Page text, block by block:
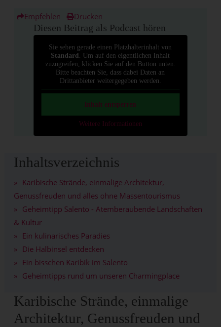
Empfehlen Drucken
Diesen Beitrag als Podcast hören
Sie sehen gerade einen Platzhalterinhalt von
Standard . Um auf den eigentlichen Inhalt
zuzugreifen, klicken Sie auf den Button unten.
Bitte beachten Sie, dass dabei Daten an
Drittanbieter weitergegeben werden.
Inhalt entsperren
Weitere Informationen
Inhaltsverzeichnis
Karibische Strände, einmalige Architektur,
Genussfreuden und alles ohne Massentourismus
Geheimtipp Salento - Atemberaubende Landschaften
& Kultur
Ein kulinarisches Paradies
Die Halbinsel entdecken
Ein bisschen Karibik im Salento
Geheimtipps rund um unseren Charmingplace
Karibische Strände, einmalige
Architektur, Genussfreuden und